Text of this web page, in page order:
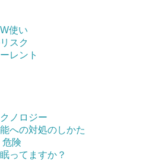
使い
スク
レント
ノロジー
への対処のしかた
危険
ってますか？